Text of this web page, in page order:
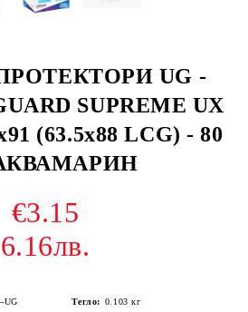
UG -
SUPREME UX
(63.5x88 LCG) - 80
€3.15
6.16лв.
UG Тегло: 0.103 кг